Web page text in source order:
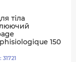
тіла
150
31721